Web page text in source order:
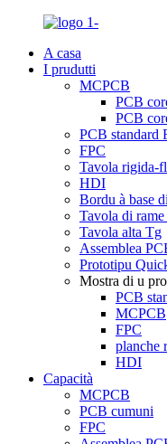
A casa
I prudutti
MCPCB
PCB
PCB
PCB standard
FPC
Tavola rigida-
HDI
Bordu à base
Tavola di rame
Tavola alta Tg
Assemblea
Prototipu
Mostra di u
PCB
MCPCB
FPC
planche
HDI
Capacità
MCPCB
PCB cumuni
FPC